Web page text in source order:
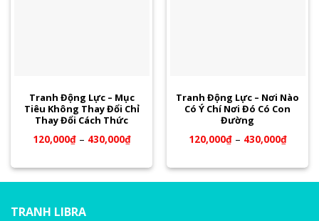
Tranh Động Lực – Mục
Tiêu Không Thay Đổi Chỉ
Thay Đổi Cách Thức
120,000₫– 430,000₫
Tranh Động Lực – Nơi Nào
Có Ý Chí Nơi Đó Có Con
Đường
120,000₫– 430,000₫
TRANH LIBRA